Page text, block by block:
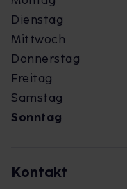
Dienstag
Mittwoch
Donnerstag
Freitag
Samstag
Sonntag
Kontakt